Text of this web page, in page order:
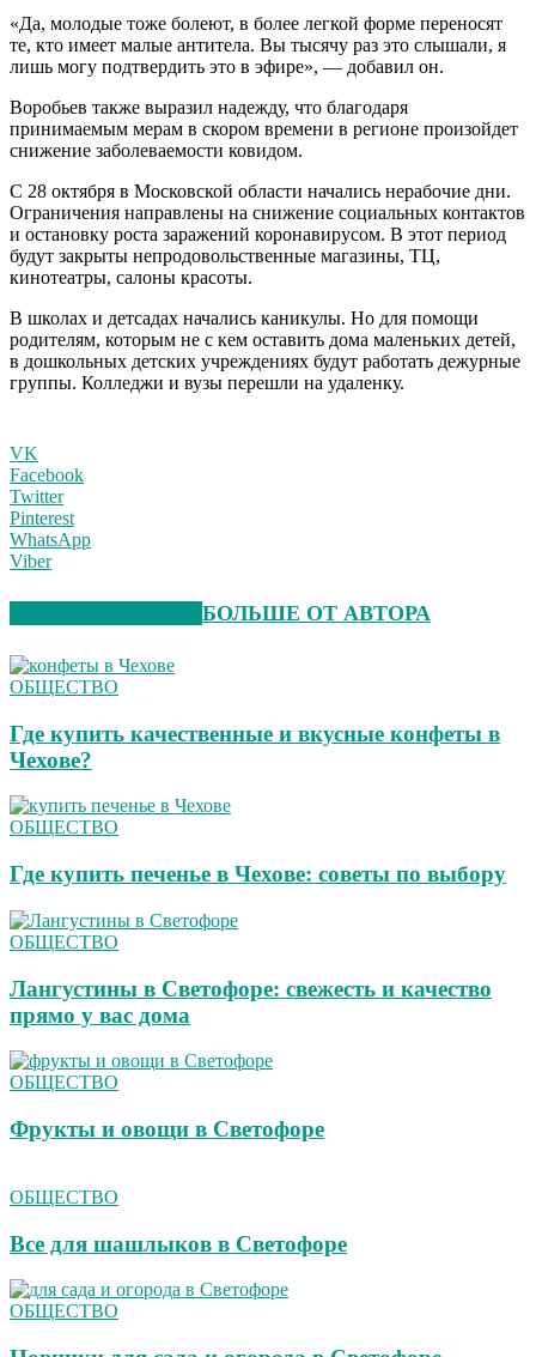
«Да, молодые тоже болеют, в более легкой форме переносят
те, кто имеет малые антитела. Вы тысячу раз это слышали, я
лишь могу подтвердить это в эфире», — добавил он.
Воробьев также выразил надежду, что благодаря
принимаемым мерам в скором времени в регионе произойдет
снижение заболеваемости ковидом.
С 28 октября в Московской области начались нерабочие дни.
Ограничения направлены на снижение социальных контактов
и остановку роста заражений коронавирусом. В этот период
будут закрыты непродовольственные магазины, ТЦ,
кинотеатры, салоны красоты.
В школах и детсадах начались каникулы. Но для помощи
родителям, которым не с кем оставить дома маленьких детей,
в дошкольных детских учреждениях будут работать дежурные
группы. Колледжи и вузы перешли на удаленку.
VK
Facebook
Twitter
Pinterest
WhatsApp
Viber
БОЛЬШЕ ОТ АВТОРА
ОБЩЕСТВО
Где купить качественные и вкусные конфеты в
Чехове?
ОБЩЕСТВО
Где купить печенье в Чехове: советы по выбору
ОБЩЕСТВО
Лангустины в Светофоре: свежесть и качество
прямо у вас дома
ОБЩЕСТВО
Фрукты и овощи в Светофоре
ОБЩЕСТВО
Все для шашлыков в Светофоре
ОБЩЕСТВО